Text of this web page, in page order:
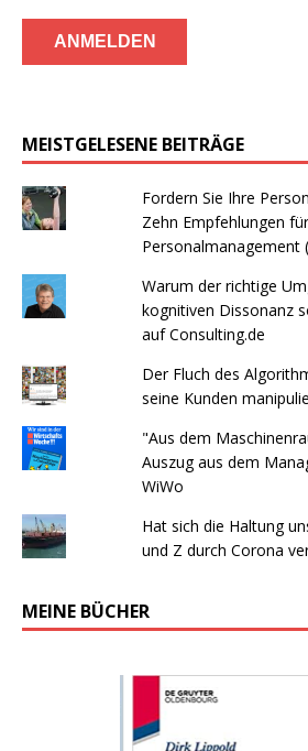
MEISTGELESENE BEITRÄGE
Fordern Sie Ihre
Zehn Empfehlungen
Personalmanagement
Warum der richtige
kognitiven Dissonanz
auf Consulting.de
Der Fluch des
seine Kunden
"Aus dem
Auszug aus dem
WiWo
Hat sich die Haltung
und Z durch Corona
MEINE BÜCHER